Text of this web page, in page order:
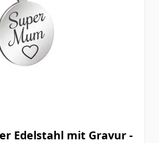
Edelstahl mit Gravur -